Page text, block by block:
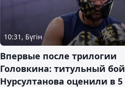
10:31, Бүгін
Впервые после трилогии
Головкина: титульный бой
Нурсултанова оценили в 5